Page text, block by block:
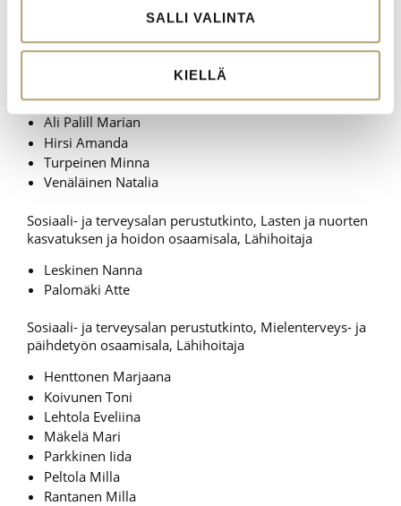
SALLI VALINTA
KIELLÄ
Hartikainen Jesse
Sosiaali- ja terveysalan perustutkinto, Ikääntyvien
Ali Palill Marian
Hirsi Amanda
Turpeinen Minna
Venäläinen Natalia
Sosiaali- ja terveysalan perustutkinto, Lasten ja nuorten
kasvatuksen ja hoidon osaamisala, Lähihoitaja
Leskinen Nanna
Palomäki Atte
Sosiaali- ja terveysalan perustutkinto, Mielenterveys- ja
päihdetyön osaamisala, Lähihoitaja
Henttonen Marjaana
Koivunen Toni
Lehtola Eveliina
Mäkelä Mari
Parkkinen Iida
Peltola Milla
Rantanen Milla